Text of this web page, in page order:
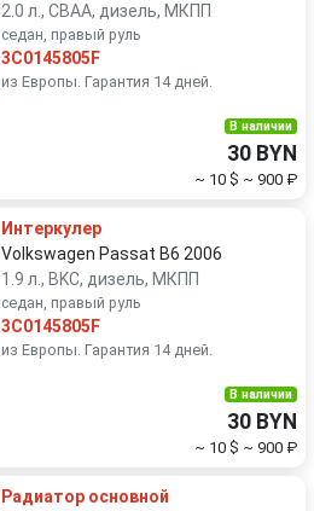
2.0 л., CBAA, дизель, МКПП
седан, правый руль
3C0145805F
из Европы. Гарантия 14 дней.
В наличии
30 BYN
~ 10 $ ~ 900 ₽
Интеркулер
Volkswagen Passat B6 2006
1.9 л., BKC, дизель, МКПП
седан, правый руль
3C0145805F
из Европы. Гарантия 14 дней.
В наличии
30 BYN
~ 10 $ ~ 900 ₽
Радиатор основной